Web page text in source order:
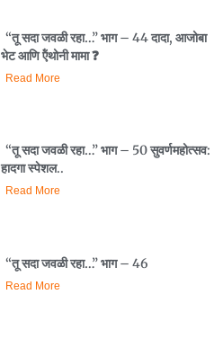
“तू सदा जवळी रहा…” भाग – 44 दादा, आजोबा
भेट आणि ऍंथोनी मामा ❓️
Read More
“तू सदा जवळी रहा…” भाग – 50 सुवर्णमहोत्सव:
हादगा स्पेशल..
Read More
“तू सदा जवळी रहा…” भाग – 46
Read More